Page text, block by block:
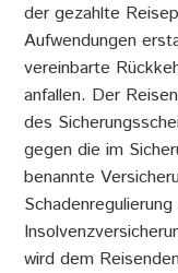
der gezahlte
Aufwendungen
vereinbarte
anfallen. Der
des
gegen die im
benannte
wird dem